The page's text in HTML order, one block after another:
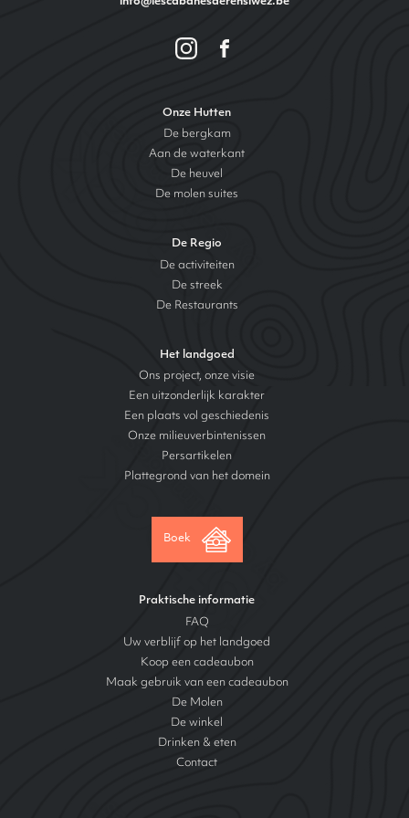
Onze Hutten
De bergkam
Aan de waterkant
De heuvel
De molen suites
De Regio
De activiteiten
De streek
De Restaurants
Het landgoed
Ons project, onze visie
Een uitzonderlijk karakter
Een plaats vol geschiedenis
Onze milieuverbintenissen
Persartikelen
Plattegrond van het domein
Boek
Praktische informatie
FAQ
Uw verblijf op het landgoed
Koop een cadeaubon
Maak gebruik van een cadeaubon
De Molen
De winkel
Drinken & eten
Contact